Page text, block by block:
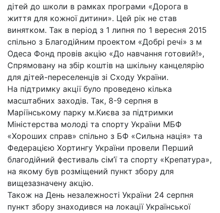
дітей до школи в рамках програми «Дорога в
життя для кожної дитини». Цей рік не став
винятком. Так в період з 1 липня по 1 вересня 2015
спільно з Благодійним проектом «Добрі речі» з м
Одеса Фонд провів акцію «До навчання готовий!»,
Спрямовану на збір коштів на шкільну канцелярію
для дітей-переселенців зі Сходу України.
На підтримку акції було проведено кілька
масштабних заходів. Так, 8-9 серпня в
Маріїнському парку м.Києва за підтримки
Міністерства молоді та спорту України МБФ
«Хороших справ» спільно з БФ «Сильна нація» та
Федерацією Хортингу України провели Перший
благодійний фестиваль сім’ї та спорту «Крепатура»,
на якому був розміщений пункт збору для
вищезазначену акцію.
Також на День незалежності України 24 серпня
пункт збору знаходився на локації Української